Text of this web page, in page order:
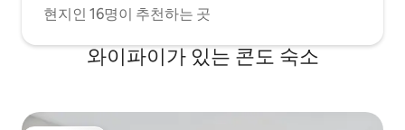
현지인 16명이 추천하는 곳
와이파이가 있는 콘도 숙소